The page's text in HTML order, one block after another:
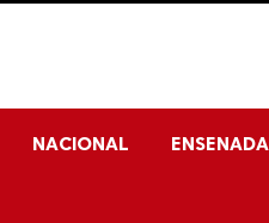
NACIONAL ENSENADA